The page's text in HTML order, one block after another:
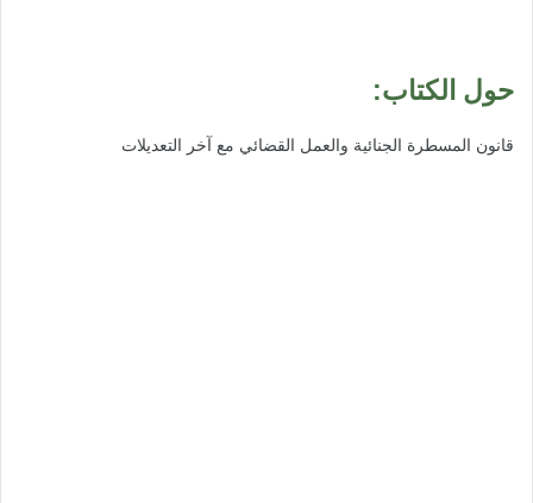
حول الكتاب:
قانون المسطرة الجنائية والعمل القضائي مع آخر التعديلات